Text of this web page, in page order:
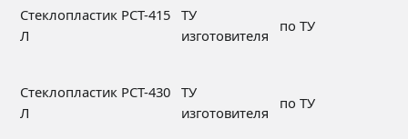
Стеклопластик РСТ-415
Л
ТУ
изготовителя
по ТУ
Стеклопластик РСТ-430
Л
ТУ
изготовителя
по ТУ